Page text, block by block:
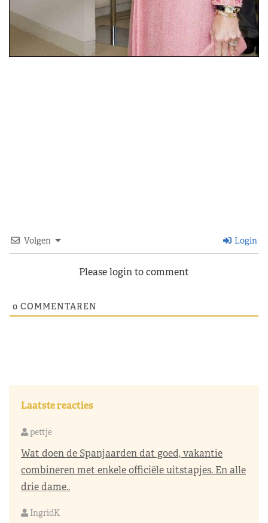
Volgen Login
Please login to comment
0 COMMENTAREN
Laatste reacties
pettje
Wat doen de Spanjaarden dat goed, vakantie
combineren met enkele officiële uitstapjes. En alle
drie dame..
IngridK